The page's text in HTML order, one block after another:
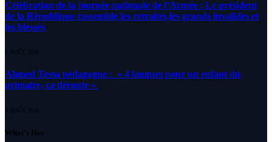
Célébration de la journée nationale de l’Armée : Le président
de la République rassemble les retraités,les grands invalides et
les blessés
5 AOÛT 2026
Ahmed Tessa pédagogue : » 4 langues pour un enfant du
primaire, ça déroute «
4 AOÛT 2026
What's Hot